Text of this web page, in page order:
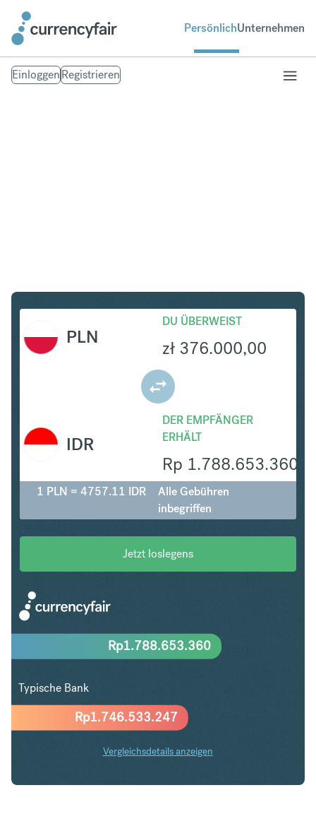
PersönlichUnternehmen
EinloggenRegistrieren
PLN
DU ÜBERWEIST
zł 376.000,00
DER EMPFÄNGER
ERHÄLT
Rp 1.788.653.360
IDR
1 PLN = 4757.11 IDR
Alle Gebühren
inbegriffen
Jetzt loslegens
Rp1.746.533.247
Rp1.788.653.360
Typische Bank
Vergleichsdetails anzeigen
PLN in IDR Trends